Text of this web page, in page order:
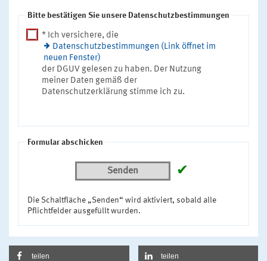
Bitte bestätigen Sie unsere Datenschutzbestimmungen
* Ich versichere, die
Datenschutzbestimmungen (Link öffnet im
neuen Fenster)
der DGUV gelesen zu haben. Der Nutzung
meiner Daten gemäß der
Datenschutzerklärung stimme ich zu.
Formular abschicken
Senden ✔
Die Schaltfläche „Senden“ wird aktiviert, sobald alle
Pflichtfelder ausgefüllt wurden.
teilen teilen